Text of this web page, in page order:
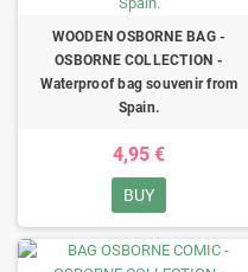
WOODEN OSBORNE BAG -
OSBORNE COLLECTION -
Waterproof bag souvenir from
Spain.
4,95 €
BUY